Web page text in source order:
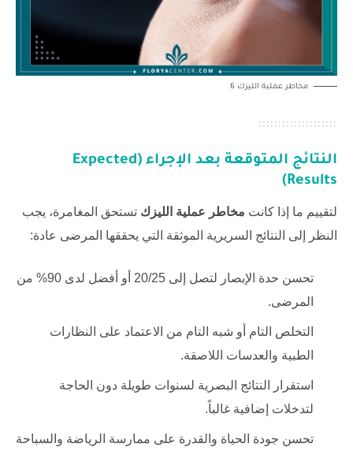
مخاطر عملية الليزك 6
النتائج المتوقعة بعد الإجراء (Expected
Results)
لتقييم ما إذا كانت مخاطر عملية الليزك تستحق المغامرة، يجب
النظر إلى النتائج السريرية الموثقة التي يحققها المرضى عادة:
تحسن حدة الإبصار لتصل إلى 20/25 أو أفضل لدى 90% من
المرضى.
التخلص التام أو شبه التام من الاعتماد على النظارات
الطبية والعدسات اللاصقة.
استقرار النتائج البصرية لسنوات طويلة دون الحاجة
لتدخلات إضافية غالباً.
تحسن جودة الحياة والقدرة على ممارسة الرياضة والسباحة